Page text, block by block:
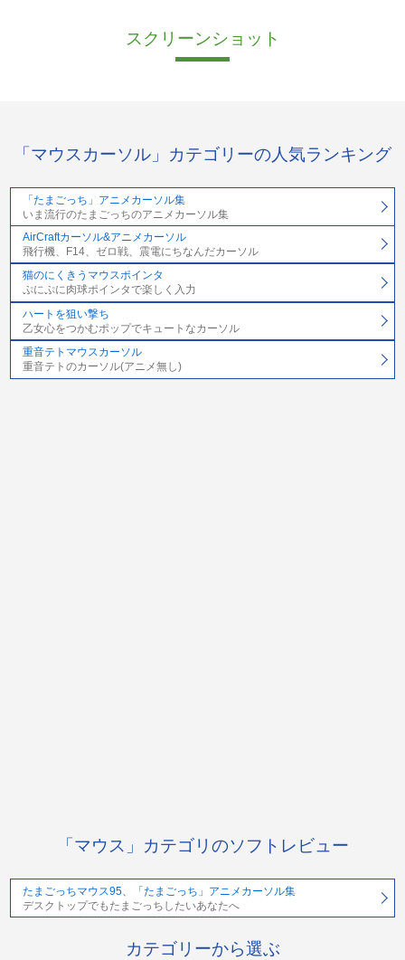
スクリーンショット
「マウスカーソル」カテゴリーの人気ランキング
「たまごっち」アニメカーソル集
いま流行のたまごっちのアニメカーソル集
AirCraftカーソル&アニメカーソル
飛行機、F14、ゼロ戦、震電にちなんだカーソル
猫のにくきうマウスポインタ
ぷにぷに肉球ポインタで楽しく入力
ハートを狙い撃ち
乙女心をつかむポップでキュートなカーソル
重音テトマウスカーソル
重音テトのカーソル(アニメ無し)
「マウス」カテゴリのソフトレビュー
たまごっちマウス95、「たまごっち」アニメカーソル集
デスクトップでもたまごっちしたいあなたへ
カテゴリーから選ぶ